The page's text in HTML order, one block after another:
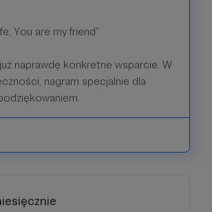
You are my friend”
naprawdę konkretne wsparcie. W
nagram specjalnie dla